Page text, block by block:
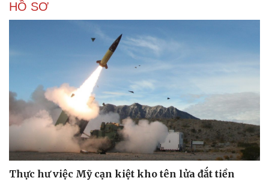
HỒ SƠ
Thực hư việc Mỹ cạn kiệt kho tên lửa đắt tiền